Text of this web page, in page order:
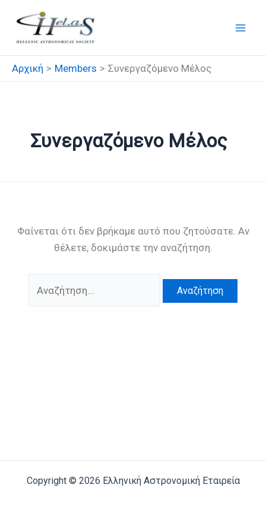
στο
περιεχόμενο
Αρχική Members Συνεργαζόμενο Μέλος
Συνεργαζόμενο Μέλος
Φαίνεται ότι δεν βρήκαμε αυτό που ζητούσατε. Αν
θέλετε, δοκιμάστε την αναζήτηση.
για:
Copyright © 2026 Ελληνική Αστρονομική Εταιρεία